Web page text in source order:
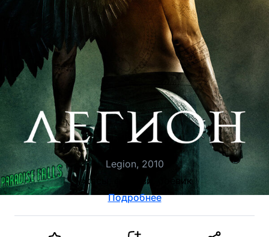
Легион
Legion, 2010
ужасы, фэнтези, боевик
Подробнее